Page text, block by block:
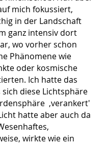
mich fokussiert,
in der Landschaft
ganz intensiv dort
wo vorher schon
Phänomene wie
oder kosmische
Ich hatte das
sich diese Lichtsphäre
‚verankert'
hatte aber auch da
wirkte wie ein